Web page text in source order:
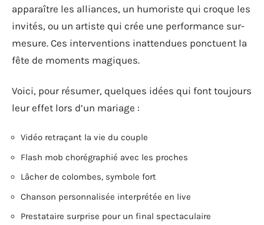
apparaître les alliances, un humoriste qui croque les
invités, ou un artiste qui crée une performance sur-
mesure. Ces interventions inattendues ponctuent la
fête de moments magiques.
Voici, pour résumer, quelques idées qui font toujours
leur effet lors d’un mariage :
Vidéo retraçant la vie du couple
Flash mob chorégraphié avec les proches
Lâcher de colombes, symbole fort
Chanson personnalisée interprétée en live
Prestataire surprise pour un final spectaculaire